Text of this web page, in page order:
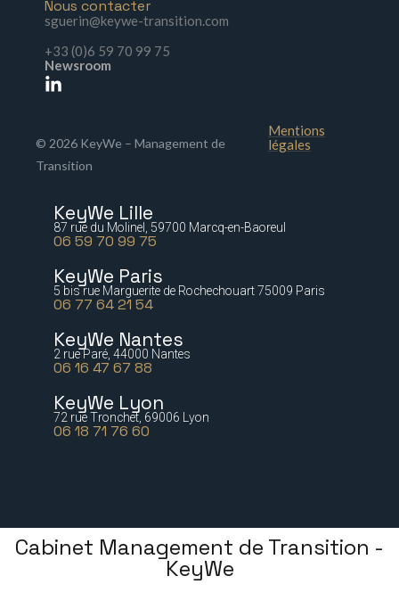
Nous contacter
sguerin@keywe-transition.com
+33 (0)6 59 70 99 75
Newsroom
© 2026 KeyWe – Management de
Transition
Mentions
légales
KeyWe Lille
87 rue du Molinel, 59700 Marcq-en-Baoreul
06 59 70 99 75
KeyWe Paris
5 bis rue Marguerite de Rochechouart 75009 Paris
06 77 64 21 54
KeyWe Nantes
2 rue Paré, 44000 Nantes
06 16 47 67 88
KeyWe Lyon
72 rue Tronchet, 69006 Lyon
06 18 71 76 60
Cabinet Management de Transition -
KeyWe